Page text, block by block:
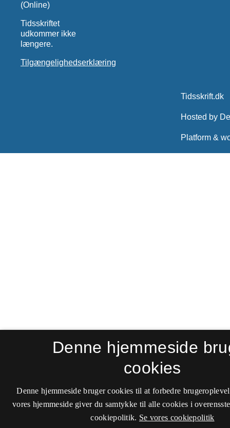
(Online)
Tidsskriftet
udkommer ikke
længere.
Tilgængelighedserklæring
Denne hjemmeside
cookies
Denne hjemmeside bruger cookies til at forbedre
vores hjemmeside giver du samtykke til alle cookies i
cookiepolitik. Se vores cookiepolitik